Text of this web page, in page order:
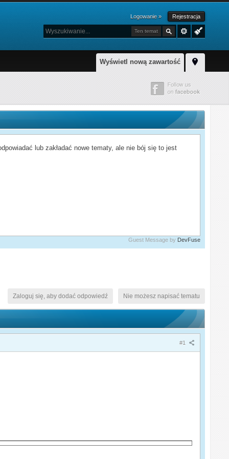
Logowanie » Rejestracja
Ten temat
Wyświetl nową zawartość
lub zakładać nowe tematy, ale nie bój się to jest
Guest Message by DevFuse
Nie możesz napisać tematu
Zaloguj się, aby dodać odpowiedź
#1